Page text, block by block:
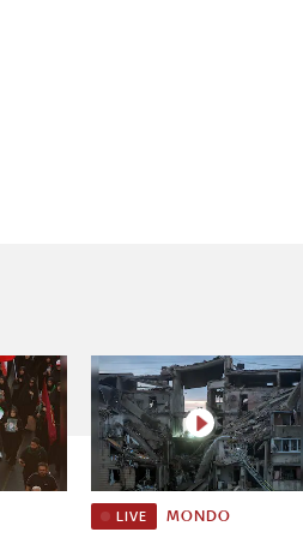
LIVE MONDO